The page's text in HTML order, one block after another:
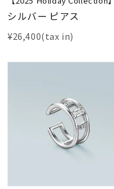
コレクション
レディース
リングサイズ
シルバー ピアス
¥26,400(tax in)